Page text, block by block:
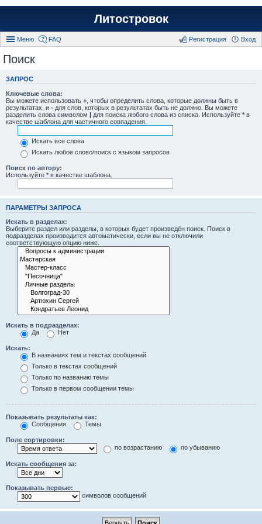
Литостровок
Меню FAQ Вход
Регистрация
Поиск
ЗАПРОС
Ключевые слова:
Вы можете использовать + , чтобы определить слова, которые должны быть в
результатах, и - для слов, которых в результатах быть не должно. Вы можете
разделить слова символом | для поиска любого слова из списка. Используйте * в
качестве шаблона для частичного совпадения.
Искать все слова
Искать любое слово/поиск с языком запросов
Поиск по автору:
Используйте * в качестве шаблона.
ПАРАМЕТРЫ ЗАПРОСА
Искать в разделах:
Выберите раздел или разделы, в которых будет произведён поиск. Поиск в
подразделах производится автоматически, если вы не отключили
соответствующую опцию ниже.
Искать в подразделах:
Да
Нет
Искать:
В названиях тем и текстах сообщений
Только в текстах сообщений
Только по названию темы
Только в первом сообщении темы
Показывать результаты как:
Сообщения
Темы
Поле сортировки:
по возрастанию
по убыванию
Искать сообщения за:
Показывать первые:
символов сообщений